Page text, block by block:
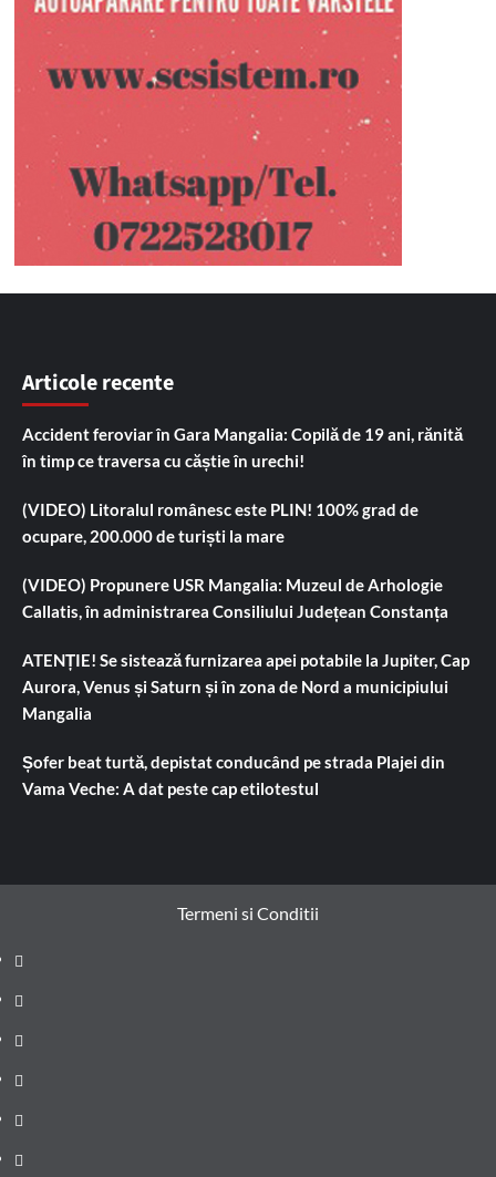
Articole recente
Accident feroviar în Gara Mangalia: Copilă de 19 ani, rănită
în timp ce traversa cu căștie în urechi!
(VIDEO) Litoralul românesc este PLIN! 100% grad de
ocupare, 200.000 de turiști la mare
(VIDEO) Propunere USR Mangalia: Muzeul de Arhologie
Callatis, în administrarea Consiliului Județean Constanța
ATENȚIE! Se sistează furnizarea apei potabile la Jupiter, Cap
Aurora, Venus și Saturn și în zona de Nord a municipiului
Mangalia
Șofer beat turtă, depistat conducând pe strada Plajei din
Vama Veche: A dat peste cap etilotestul
Termeni si Conditii
Prima
pagină
Știri
de
ultima
Administrație
locală
Actualitate
Justiție
Cultura